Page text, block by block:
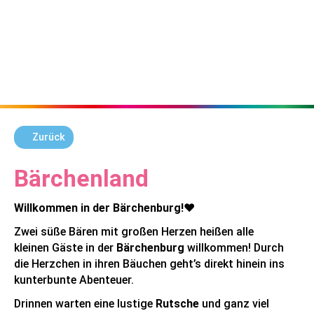
Zurück
Bärchenland
Willkommen in der Bärchenburg!❤️
Zwei süße Bären mit großen Herzen heißen alle
kleinen Gäste in der Bärchenburg willkommen! Durch
die Herzchen in ihren Bäuchen geht’s direkt hinein ins
kunterbunte Abenteuer.
Drinnen warten eine lustige Rutsche und ganz viel